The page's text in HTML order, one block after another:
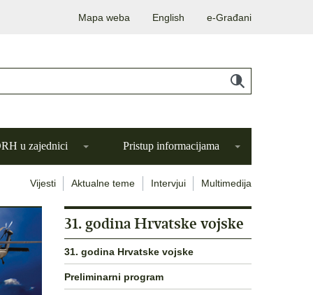
Mapa weba English e-Građani
u zajednici Pristup informacijama
Vijesti Aktualne teme Intervjui Multimedija
31. godina Hrvatske vojske
31. godina Hrvatske vojske
Preliminarni program